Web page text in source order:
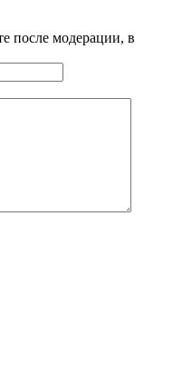
после модерации, в